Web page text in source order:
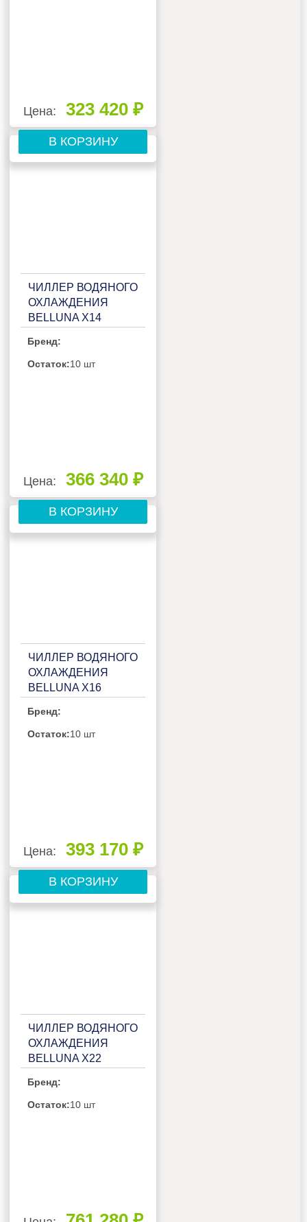
Цена: 323 420 ₽
В КОРЗИНУ
ЧИЛЛЕР ВОДЯНОГО
ОХЛАЖДЕНИЯ
BELLUNA X14
Бренд:
Остаток:10 шт
Цена: 366 340 ₽
В КОРЗИНУ
ЧИЛЛЕР ВОДЯНОГО
ОХЛАЖДЕНИЯ
BELLUNA X16
Бренд:
Остаток:10 шт
Цена: 393 170 ₽
В КОРЗИНУ
ЧИЛЛЕР ВОДЯНОГО
ОХЛАЖДЕНИЯ
BELLUNA X22
Бренд:
Остаток:10 шт